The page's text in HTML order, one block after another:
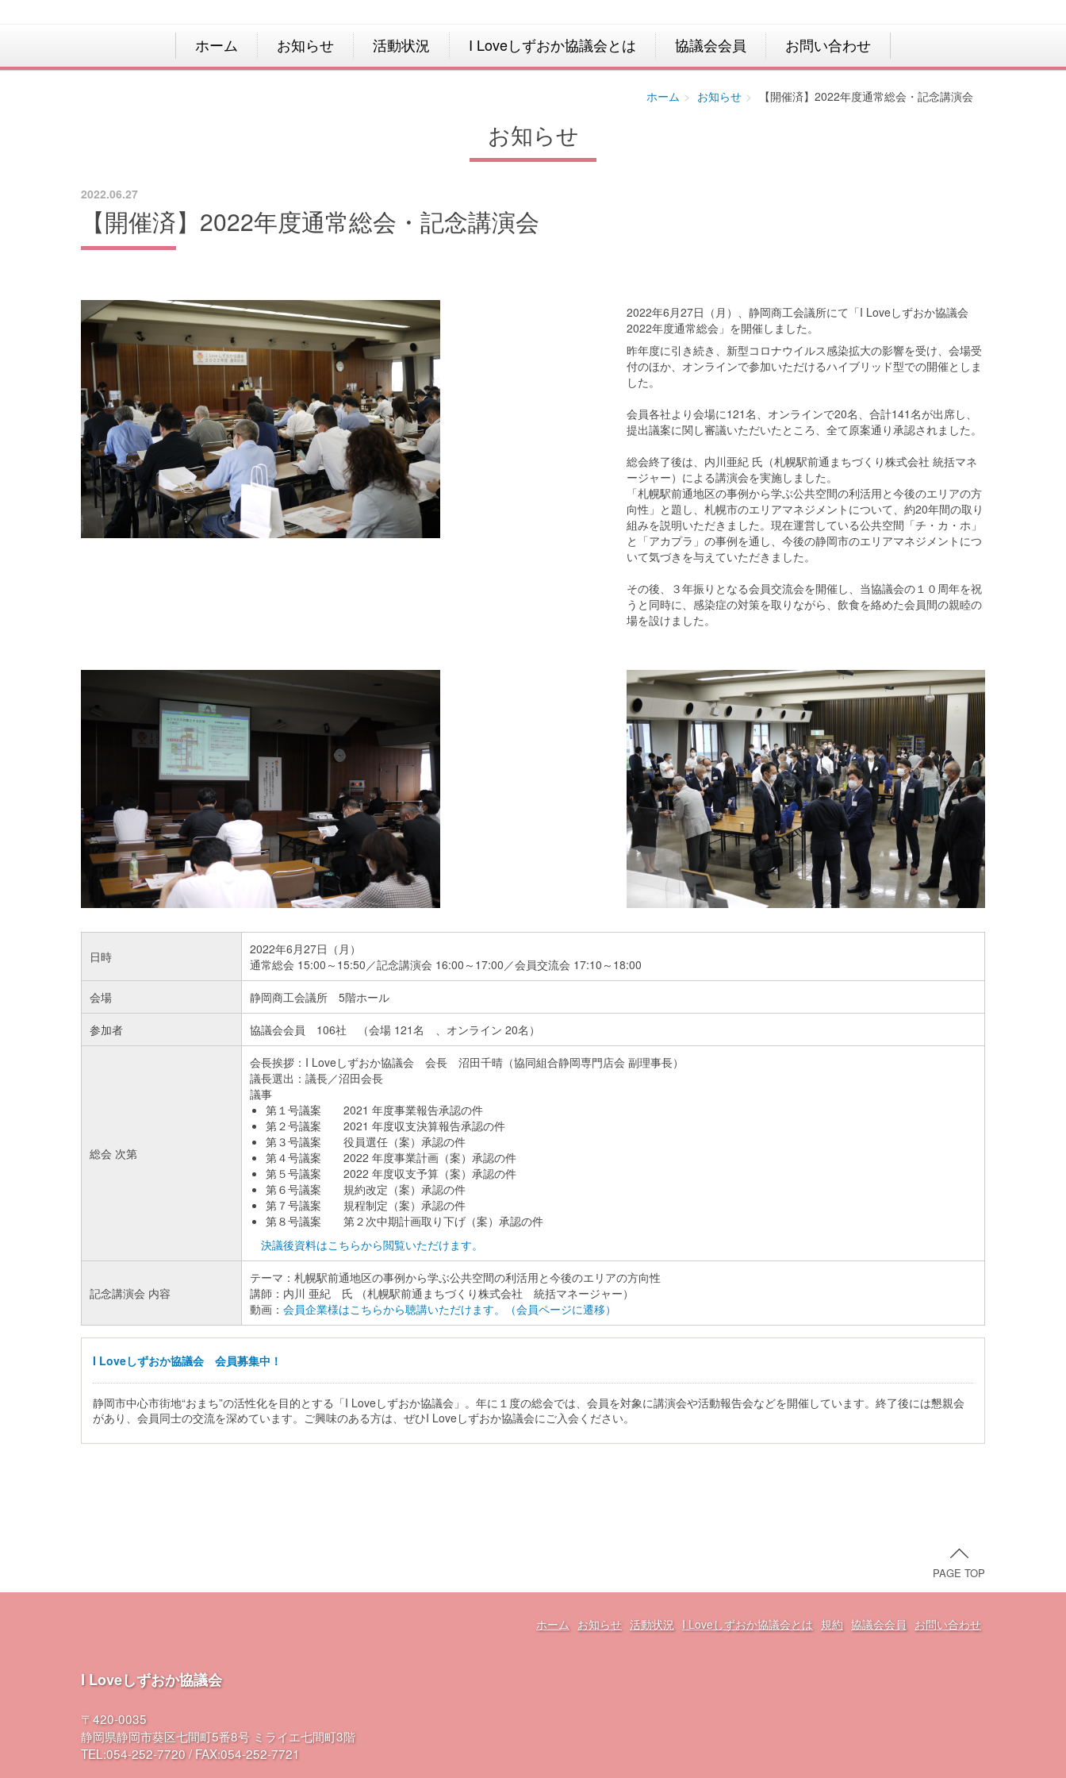
ホーム お知らせ 活動状況 I Loveしずおか協議会とは 協議会会員 お問い合わせ
ホーム お知らせ 【開催済】2022年度通常総会・記念講演会
お知らせ
2022.06.27
【開催済】2022年度通常総会・記念講演会
2022年6月27日（月）、静岡商工会議所にて「I Loveしずおか協議会
2022年度通常総会」を開催しました。
昨年度に引き続き、新型コロナウイルス感染拡大の影響を受け、会場受
付のほか、オンラインで参加いただけるハイブリッド型での開催としま
した。
会員各社より会場に121名、オンラインで20名、合計141名が出席し、
提出議案に関し審議いただいたところ、全て原案通り承認されました。
総会終了後は、内川亜紀 氏（札幌駅前通まちづくり株式会社 統括マネ
ージャー）による講演会を実施しました。
「札幌駅前通地区の事例から学ぶ公共空間の利活用と今後のエリアの方
向性」と題し、札幌市のエリアマネジメントについて、約20年間の取り
組みを説明いただきました。現在運営している公共空間「チ・カ・ホ」
と「アカプラ」の事例を通し、今後の静岡市のエリアマネジメントにつ
いて気づきを与えていただきました。
その後、３年振りとなる会員交流会を開催し、当協議会の１０周年を祝
うと同時に、感染症の対策を取りながら、飲食を絡めた会員間の親睦の
場を設けました。
日時
2022年6月27日（月）
通常総会 15:00～15:50／記念講演会 16:00～17:00／会員交流会 17:10～18:00
会場 静岡商工会議所 5階ホール
参加者 協議会会員 106社 （会場 121名 、オンライン 20名）
総会 次第
会長挨拶：I Loveしずおか協議会 会長 沼田千晴（協同組合静岡専門店会 副理事長）
議長選出：議長／沼田会長
議事
第１号議案 2021 年度事業報告承認の件
第２号議案 2021 年度収支決算報告承認の件
第３号議案 役員選任（案）承認の件
第４号議案 2022 年度事業計画（案）承認の件
第５号議案 2022 年度収支予算（案）承認の件
第６号議案 規約改定（案）承認の件
第７号議案 規程制定（案）承認の件
第８号議案 第２次中期計画取り下げ（案）承認の件
決議後資料はこちらから閲覧いただけます。
記念講演会 内容
テーマ：札幌駅前通地区の事例から学ぶ公共空間の利活用と今後のエリアの方向性
講師：内川 亜紀 氏 （札幌駅前通まちづくり株式会社 統括マネージャー）
動画： 会員企業様はこちらから聴講いただけます。（会員ページに遷移）
I Loveしずおか協議会 会員募集中！
静岡市中心市街地“おまち”の活性化を目的とする「I Loveしずおか協議会」。年に１度の総会では、会員を対象に講演会や活動報告会などを開催しています。終了後には懇親会
があり、会員同士の交流を深めています。ご興味のある方は、ぜひI Loveしずおか協議会にご入会ください。
PAGE TOP
I Loveしずおか協議会
〒420-0035
静岡県静岡市葵区七間町5番8号 ミライエ七間町3階
TEL:054-252-7720 / FAX:054-252-7721
ホーム お知らせ 活動状況 I Loveしずおか協議会とは 規約 協議会会員 お問い合わせ